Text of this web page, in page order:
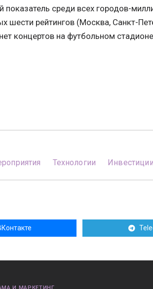
среди всех городов-
шести рейтингов (Москва, Санкт-
концертов на футбольном
Технологии